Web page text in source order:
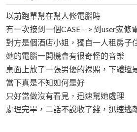
以前跑單幫在幫人修電腦時
有一次接到一個CASE --> 到user家修
對方是個酒店小姐，獨自一人租房子
她的電腦一開機會有很奇怪的音樂
桌面上放了一張男優的裸照，下體還
當下真是不知如何是好
只好當做沒有看見，迅速幫她處理
處理完畢，二話不說收了錢，迅速逃